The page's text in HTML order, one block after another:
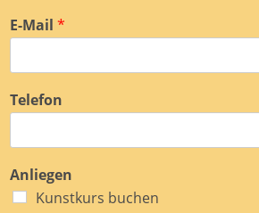
E-Mail *
Telefon
Anliegen
Kunstkurs buchen